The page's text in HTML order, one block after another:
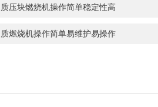
压块燃烧机操作简单稳定性高
燃烧机操作简单易维护易操作